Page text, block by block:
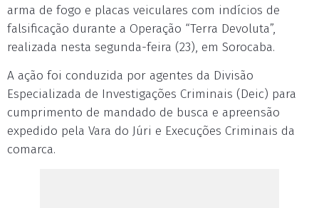
arma de fogo e placas veiculares com indícios de
falsificação durante a Operação “Terra Devoluta”,
realizada nesta segunda-feira (23), em Sorocaba.
A ação foi conduzida por agentes da Divisão
Especializada de Investigações Criminais (Deic) para
cumprimento de mandado de busca e apreensão
expedido pela Vara do Júri e Execuções Criminais da
comarca.